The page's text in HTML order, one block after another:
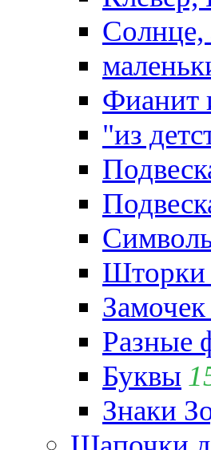
Солнце,
Фианит
"из
Шторки
Разные
Буквы
Знаки